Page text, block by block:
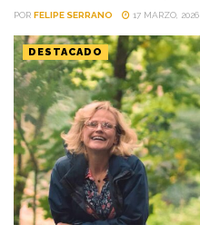
POR FELIPE SERRANO 17 MARZO, 2026
DESTACADO